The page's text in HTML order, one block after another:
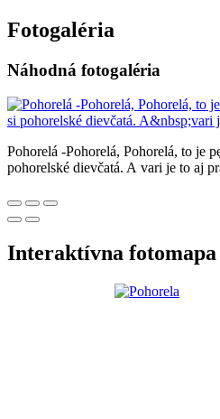
Fotogaléria
Náhodná fotogaléria
Pohorelá -Pohorelá, Pohorelá, to je
pohorelské dievčatá. A vari je to aj
Interaktívna fotomapa